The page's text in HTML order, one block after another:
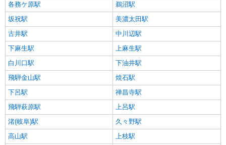
各務ケ原駅
鵜沼駅
坂祝駅
美濃太田駅
古井駅
中川辺駅
下麻生駅
上麻生駅
白川口駅
下油井駅
飛騨金山駅
焼石駅
下呂駅
禅昌寺駅
飛騨萩原駅
上呂駅
渚(岐阜)駅
久々野駅
高山駅
上枝駅